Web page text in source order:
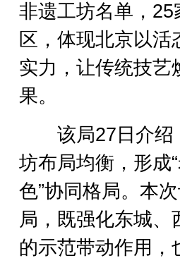
非遗工坊名单，
区，体现北京以
实力，让传统技艺
果。
该局27日介绍
坊布局均衡，形成
色”协同格局。本
局，既强化东城
的示范带动作用，